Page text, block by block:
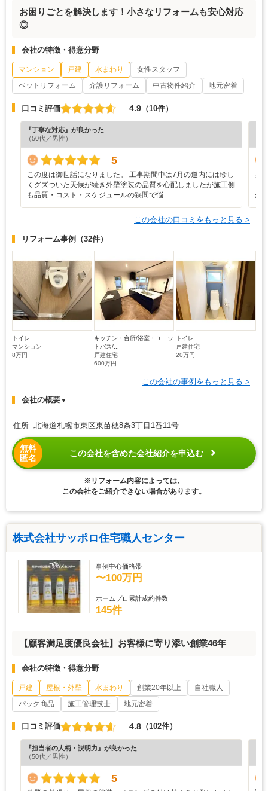
お困りごとを解決します！小さなリフォームも安心対応
◎
会社の特徴・得意分野
マンション 戸建 水まわり
女性スタッフ
ペットリフォーム
介護リフォーム 中古物件紹介 地元密着
口コミ評価 4.9 （10件）
『丁寧な対応』が良かった
（50代／男性）
5
この度は御世話になりました。 工事期間中は7月の道内には珍し
くグズついた天候が続き外壁塗装の品質を心配しましたが施工側
も品質・コスト・スケジュールの狭間で悩…
担
が
この会社の口コミをもっと見る >
リフォーム事例 （32件）
トイレ
マンション
8万円
キッチン・台所/浴室・ユニッ
トバス/...
戸建住宅
600万円
トイレ
戸建住宅
20万円
この会社の事例をもっと見る >
会社の概要▼
住所 北海道札幌市東区東苗穂8条3丁目1番11号
無料
匿名
この会社を含めた会社紹介を申込む
※リフォーム内容によっては、
この会社をご紹介できない場合があります。
株式会社サッポロ住宅職人センター
事例中心価格帯
〜100万円
ホームプロ累計成約件数
145件
【顧客満足度優良会社】お客様に寄り添い創業46年
会社の特徴・得意分野
戸建 屋根・外壁 水まわり 創業20年以上
自社職人
パック商品
施工管理技士 地元密着
口コミ評価 4.8 （102件）
『担当者の人柄・説明力』が良かった
（50代／男性）
5